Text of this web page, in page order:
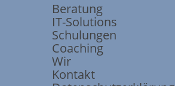
Beratung
IT-Solutions
Schulungen
Coaching
Wir
Kontakt